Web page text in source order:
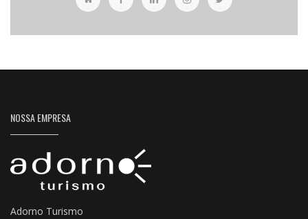
NOSSA EMPRESA
Adorno Turismo